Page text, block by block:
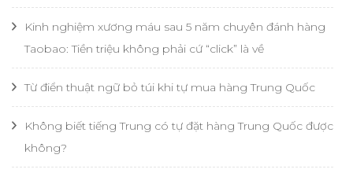
Kinh nghiệm xương máu sau 5 năm chuyên đánh hàng
Taobao: Tiền triệu không phải cứ “click” là về
Từ điển thuật ngữ bỏ túi khi tự mua hàng Trung Quốc
Không biết tiếng Trung có tự đặt hàng Trung Quốc được
không?